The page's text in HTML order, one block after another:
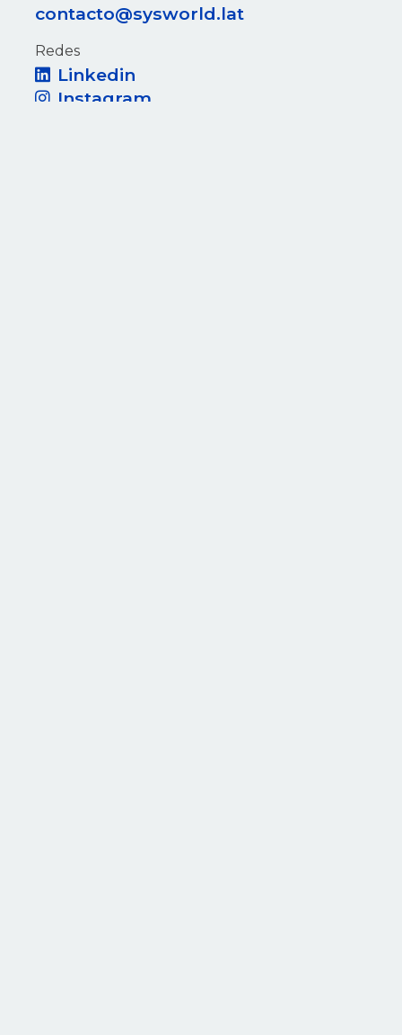
contacto@sysworld.lat
Redes
Linkedin
Instagram